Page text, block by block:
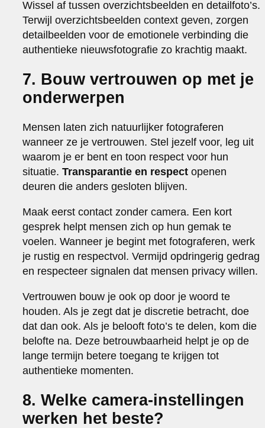
Wissel af tussen overzichtsbeelden en detailfoto’s.
Terwijl overzichtsbeelden context geven, zorgen
detailbeelden voor de emotionele verbinding die
authentieke nieuwsfotografie zo krachtig maakt.
7. Bouw vertrouwen op met je
onderwerpen
Mensen laten zich natuurlijker fotograferen
wanneer ze je vertrouwen. Stel jezelf voor, leg uit
waarom je er bent en toon respect voor hun
situatie.Transparantie en respect openen
deuren die anders gesloten blijven.
Maak eerst contact zonder camera. Een kort
gesprek helpt mensen zich op hun gemak te
voelen. Wanneer je begint met fotograferen, werk
je rustig en respectvol. Vermijd opdringerig gedrag
en respecteer signalen dat mensen privacy willen.
Vertrouwen bouw je ook op door je woord te
houden. Als je zegt dat je discretie betracht, doe
dat dan ook. Als je belooft foto’s te delen, kom die
belofte na. Deze betrouwbaarheid helpt je op de
lange termijn betere toegang te krijgen tot
authentieke momenten.
8. Welke camera-instellingen
werken het beste?